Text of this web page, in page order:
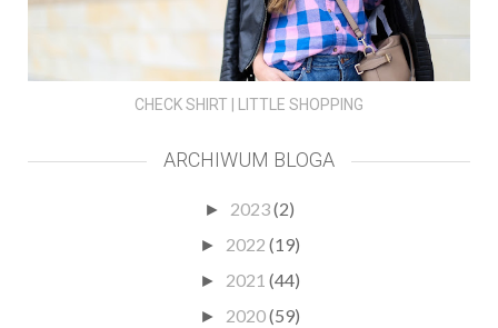
CHECK SHIRT | LITTLE SHOPPING
ARCHIWUM BLOGA
► 2023(2)
► 2022 (19)
► 2021 (44)
► 2020(59)